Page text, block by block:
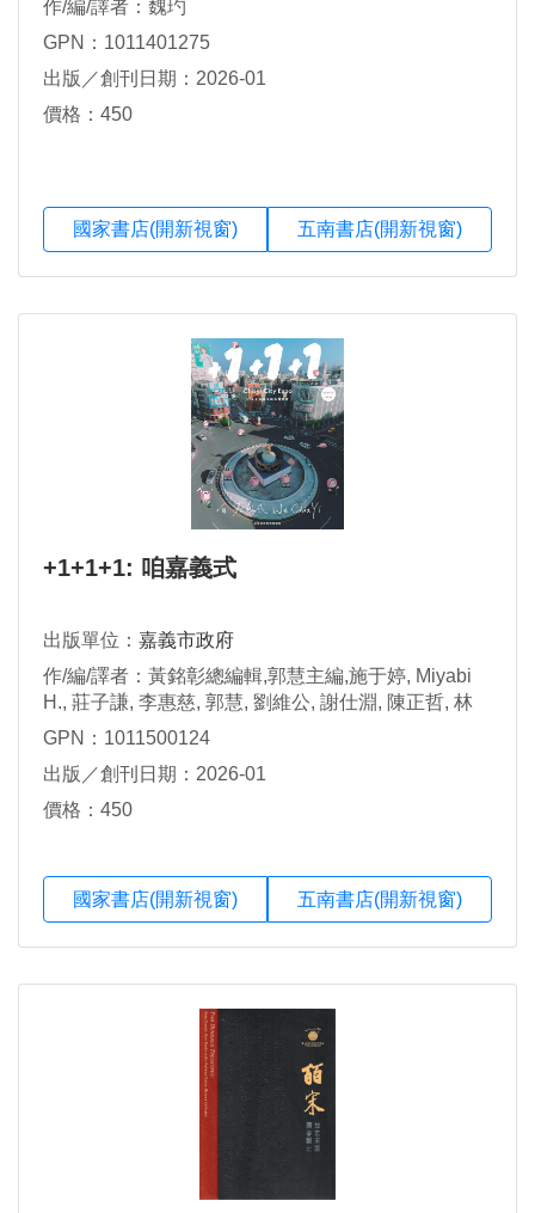
作/編/譯者：魏玓
GPN：1011401275
出版／創刊日期：2026-01
價格：450
國家書店(開新視窗) 五南書店(開新視窗)
+1+1+1: 咱嘉義式
出版單位： 嘉義市政府
作/編/譯者：黃銘彰總編輯,郭慧主編,施于婷, Miyabi
H., 莊子謙, 李惠慈, 郭慧, 劉維公, 謝仕淵, 陳正哲, 林
栗, 吳倢妤, 李知灝文字
GPN：1011500124
出版／創刊日期：2026-01
價格：450
國家書店(開新視窗) 五南書店(開新視窗)